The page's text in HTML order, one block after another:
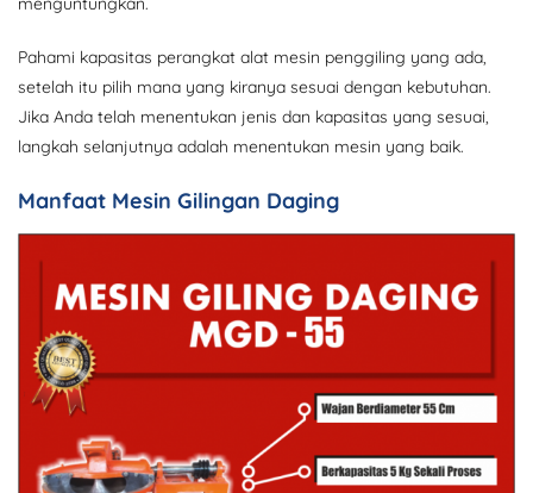
Pahami kapasitas perangkat alat mesin penggiling yang ada,
setelah itu pilih mana yang kiranya sesuai dengan kebutuhan.
Jika Anda telah menentukan jenis dan kapasitas yang sesuai,
langkah selanjutnya adalah menentukan mesin yang baik.
Manfaat Mesin Gilingan Daging